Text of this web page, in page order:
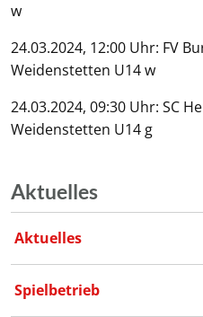
w
24.03.2024, 12:00 Uhr: FV
Weidenstetten U14 w
24.03.2024, 09:30 Uhr: SC
Weidenstetten U14 g
Aktuelles
Aktuelles
Spielbetrieb